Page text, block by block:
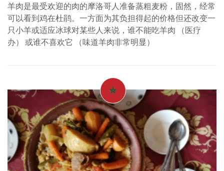
羊肉是最受欢迎的肉的摩洛哥人准备蒸粗麦粉，固然，经常
可以看到鸡在杜鹃。一方面为其负担得起的价格但还改变一
只小羊或适应冰球对某些人来说，谁不能吃羊肉 （医疗
办） 或谁不喜欢它 （味道羊肉非常明显）